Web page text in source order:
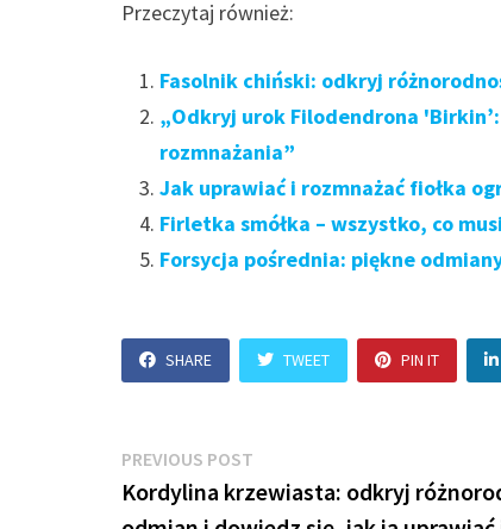
Przeczytaj również:
Fasolnik chiński: odkryj
„Odkryj urok Filodendrona
rozmnażania”
Jak uprawiać i rozmnażać fiołka
Firletka smółka – wszystko, co
Forsycja pośrednia: piękne
SHARE TWEET PIN IT
Nawigacja
wpisu
PREVIOUS POST
post:
Kordylina krzewiasta: odkryj